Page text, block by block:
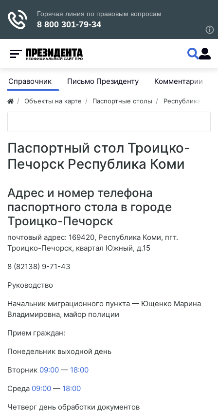
Справочник Письмо Президенту Комментарии
Объекты на карте Паспортные столы Республика Коми
Паспортный стол Троицко-
Печорск Республика Коми
Адрес и номер телефона
паспортного стола в городе
Троицко-Печорск
почтовый адрес: 169420, Республика Коми, пгт.
Троицко-Печорск, квартал Южный, д.15
8 (82138) 9-71-43
Руководство
Начальник миграционного пункта — Ющенко Марина
Владимировна, майор полиции
Прием граждан:
Понедельник выходной день
Вторник 09:00 — 18:00
Среда 09:00 — 18:00
Четверг день обработки документов